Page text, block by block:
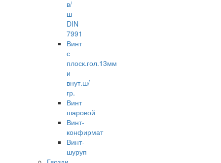
в/
ш
DIN
7991
Винт
с
плоск.гол.13мм
и
внут.ш/
гр.
Винт
шаровой
Винт-
конфирмат
Винт-
шуруп